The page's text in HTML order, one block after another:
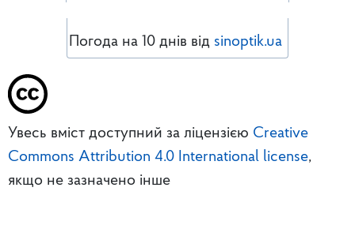
Погода на 10 днів від sinoptik.ua
Увесь вміст доступний за ліцензією Creative
Commons Attribution 4.0 International license,
якщо не зазначено інше